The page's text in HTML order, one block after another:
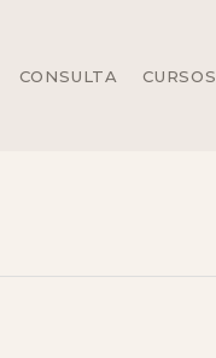
CONSULTA CURSOS